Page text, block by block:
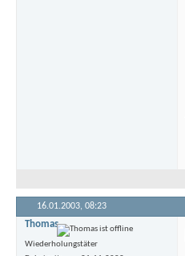
16.01.2003, 08:23
Thomas
Wiederholungstäter